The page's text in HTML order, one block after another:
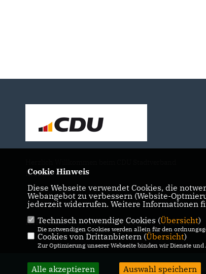
Rösrath
IMPRESSUM DATENSCHUTZ KONTAKT
@2026 CDU
Cookie Hinweis
Diese Webseite verwendet Cookies, die
Webangebot zu verbessern (Website-
jederzeit widerrufen. Weitere Informationen
Technisch notwendige Cookies (Übersicht)
Die notwendigen Cookies werden allein für den
Cookies von Drittanbietern (Übersicht)
Zur Optimierung unserer Webseite binden wir Dienste
Alle akzeptieren Auswahl speichern